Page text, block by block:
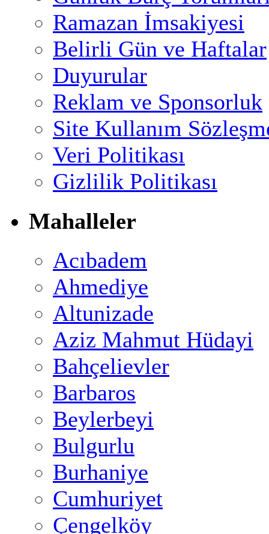
Ramazan İmsakiyesi
Belirli Gün ve Haftalar
Duyurular
Reklam ve Sponsorluk
Site Kullanım
Veri Politikası
Gizlilik Politikası
Mahalleler
Acıbadem
Ahmediye
Altunizade
Aziz Mahmut Hüdayi
Bahçelievler
Barbaros
Beylerbeyi
Bulgurlu
Burhaniye
Cumhuriyet
Çengelköy